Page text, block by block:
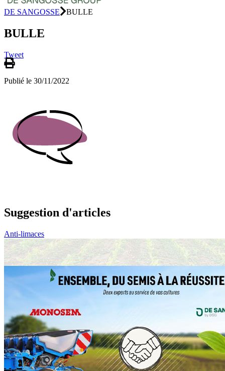
DE SANGOSSE BULLE
BULLE
Tweet
Publié le 30/11/2022
Suggestion d'articles
Anti-limaces